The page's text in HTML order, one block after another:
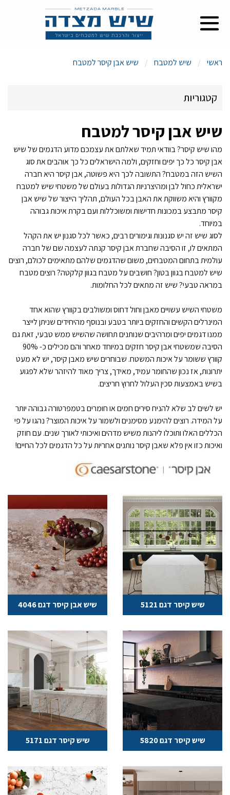
ראשי שיש למטבח שיש אבן קיסר למטבח
קטגוריות
שיש אבן קיסר למטבח
שיש גרניט למטבח
שיש פורצלן אבן קיסר למטבח
שיש פורצלן אינפיניטי למטבח
שיש פורצלן אטלס למטבח
שיש דקטון למטבח
שיש פורצלן אסקלה למטבח
שיש פורצלן נובו קורסו למטבח
שיש קיי סטון למטבח
שיש קואנטה למטבח
שיש סילסטון למטבח
שיש אנובה למטבח
שיש קונצ'טו
משטחי שיש לאמבטיה
משטח שיש למטבח
שיש גרניט עם תאורה
שיש טבעי למטבח
קנט שיש למטבח
שיש אבן קיסר למטבח
מהו שיש קיסר? בוודאי תמיד שאלתם את עצמכם מדוע הדגמים של שיש
אבן קיסר כל כך יפים וחזקים, ולמה הישראלים כל כך אוהבים את סוג
השיש הזה במטבח? התשובה לכך היא פשוטה, אבן קיסר היא חברה
ישראלית כחול לבן ומהיצרניות הגדולות בעולם של משטחי שיש למטבח
מקוורץ והיא משווקת את האבן בכל העולם, תהליך הייצור של שיש אבן
קיסר מתבצע במכונות חדישות ומשוכללות ועם בקרת איכות גבוהה
במיוחד.
לסוג שיש זה יש סגנונות וגימורים רבים, כאשר לכל סגנון יש את הקהל
המתאים לו, זו הסיבה שחברת אבן קיסר קנתה לעצמה שם של חברה
עולמית בתחום המטבחים, משום שהדגמים שלהם מתאימים לכולם, רוצים
שיש למטבח בגוון בטון? חושבים על מטבח בגוון קלקטה? רוצים מטבח
במראה טבעי? שיש זה מתאים לכל החלומות.
משטחי השיש עשויים מאבן וחול דחוס ומשולבים בקוורץ שהוא אחד
המינרלים הקשים והחזקים ביותר בטבע ובנוסף מהיחידים שניתן לייצר
ממנו דגמים יפים ומרהיבים שנותנים תחושה שהשיש ממש טבעי, זאת גם
הסיבה שמשטחי אבן קיסר חזקים במיוחד מאחר והם מכילים כ- 90%
קוורץ ששומר על איכות המשטח. שבוחרים שיש מאבן קיסר, יש לא מעט
יתרונות, אז נכון שהחומר עמיד, מאידך, צריך מאוד להיזהר שלא לפגוע
בשיש באמצעות סכין העלול לחרוץ חריצים.
יש לשים לב שלא להניח סירים חמים או חומרים בטמפרטורה גבוהה יותר
על המידה. רוצים להימנע מסימנים ולשמור על איכות המוצר? נהגו על פי
הכללים האלו ותוכלו ליהנות משיש מדהים ואיכותי לאורך שנים. עם חוזק
ואיכות כזו אין פלא שאבן קיסר נותנים אחריות על כל הדגמים לכל החיים!
שיש קיסר דגם 5121 שיש אבן קיסר דגם 4046
שיש קיסר דגם 5820 שיש קיסר דגם 5171